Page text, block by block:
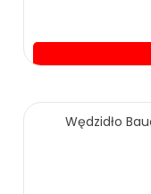
Wędzidło